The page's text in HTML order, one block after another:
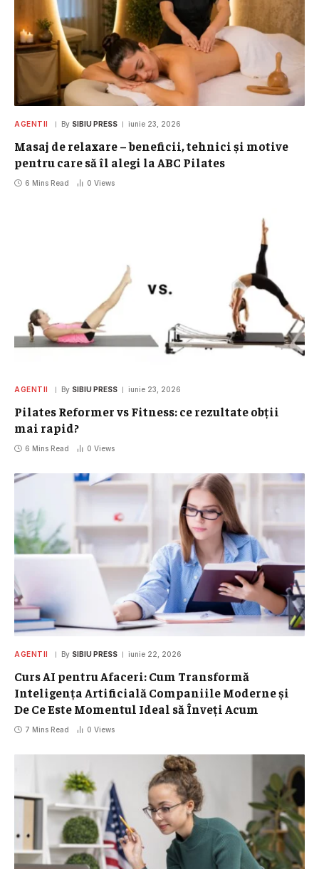
AGENTII By SIBIU PRESS iunie 23, 2026
Masaj de relaxare – beneficii, tehnici și motive
pentru care să îl alegi la ABC Pilates
6 Mins Read 0 Views
AGENTII By SIBIU PRESS iunie 23, 2026
Pilates Reformer vs Fitness: ce rezultate obții
mai rapid?
6 Mins Read 0 Views
AGENTII By SIBIU PRESS iunie 22, 2026
Curs AI pentru Afaceri: Cum Transformă
Inteligența Artificială Companiile Moderne și
De Ce Este Momentul Ideal să Înveți Acum
7 Mins Read 0 Views